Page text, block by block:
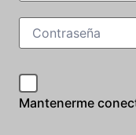
Mantenerme